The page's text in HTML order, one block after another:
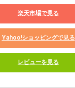
楽天市場で見る
Yahoo!ショッピングで見る
レビューを見る